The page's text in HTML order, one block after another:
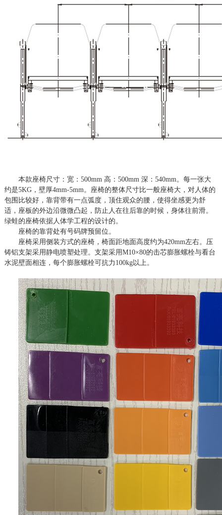
本款座椅尺寸：宽： 500mm 高：500mm 深：540mm。每一张大
约是5KG，壁厚4mm-5mm。座椅的整体尺寸比一般座椅大，对人体的
包围比较好，靠背带有一点弧度，顶住观众的腰，使得坐感更为舒
适，座板的外边沿微微凸起，防止人在往后靠的时候，身体往前滑。
绿蛙的座椅依据人体学工程的设计的。
座椅的靠背处有号码牌预留位。
座椅采用侧装方式的座椅，椅面距地面高度约为420mm左右。压
铸铝支架采用静电喷塑处理。支架采用M10×80的击芯膨胀螺栓与看台
水泥壁面相连，每个膨胀螺栓可抗力 100kg以上。